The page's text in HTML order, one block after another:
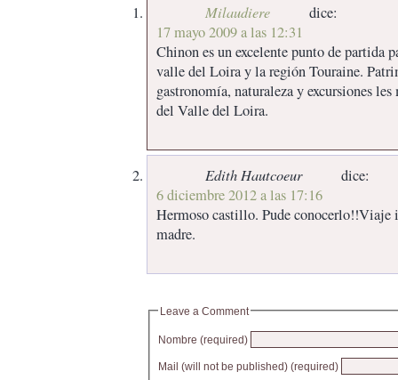
Milaudiere
dice:
17 mayo 2009 a las 12:31
Chinon es un excelente punto de partida
valle del Loira y la región Touraine.
gastronomía, naturaleza y excursiones
del Valle del Loira.
Edith Hautcoeur
dice:
6 diciembre 2012 a las 17:16
Hermoso castillo. Pude
madre.
Leave a Comment
Nombre (required)
Mail (will not be published) (required)